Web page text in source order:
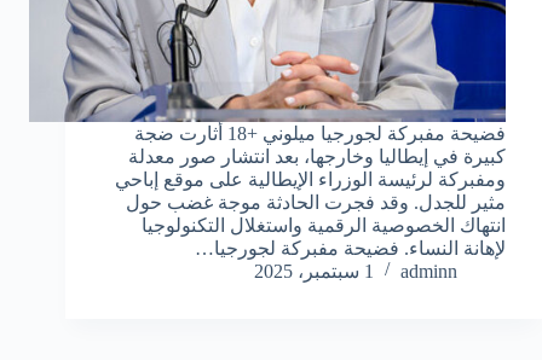
فضيحة مفبركة لجورجيا ميلوني +18 أثارت ضجة
كبيرة في إيطاليا وخارجها، بعد انتشار صور معدلة
ومفبركة لرئيسة الوزراء الإيطالية على موقع إباحي
مثير للجدل. وقد فجرت الحادثة موجة غضب حول
انتهاك الخصوصية الرقمية واستغلال التكنولوجيا
لإهانة النساء. فضيحة مفبركة لجورجيا…
adminn
1 سبتمبر، 2025